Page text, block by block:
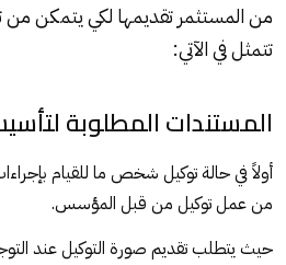
من المستثمر تقديمها لكي يتمكن
تتمثل في الآتي:
المستندات المطلوبة
أولاً في حالة توكيل شخص ما للقيام
من عمل توكيل من قبل المؤسس.
حيث يتطلب تقديم صورة التوكيل عند